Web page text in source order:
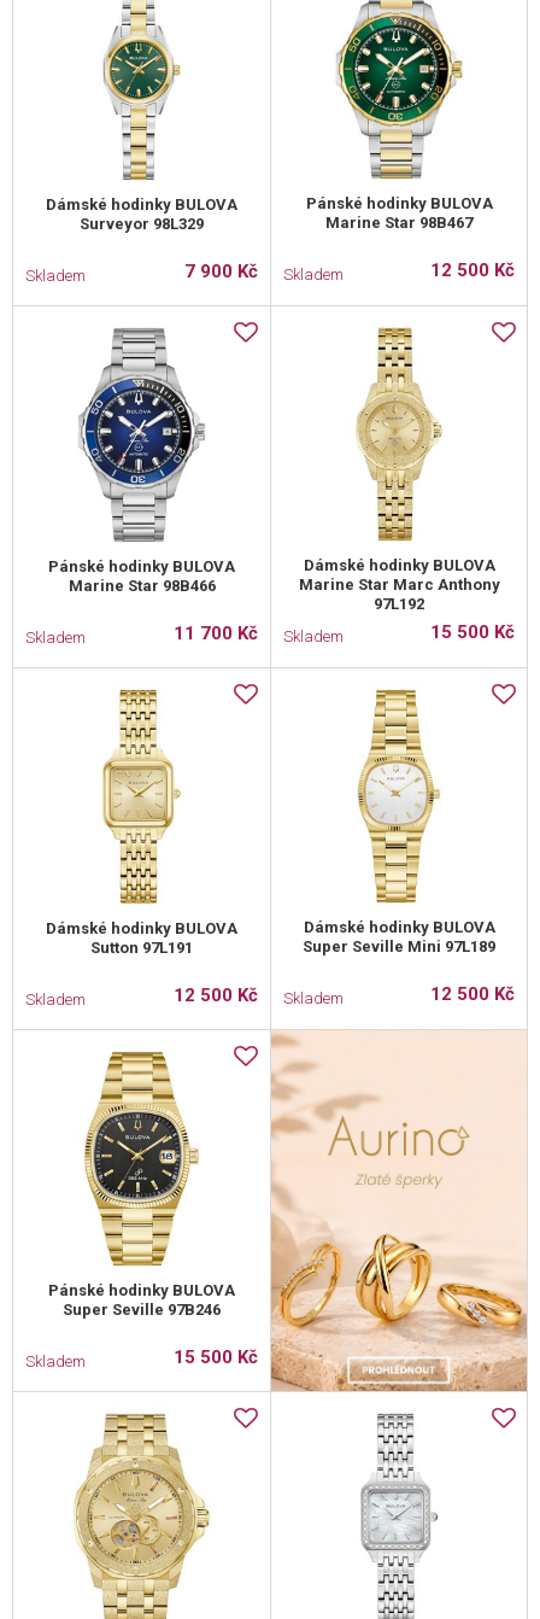
Dámské hodinky BULOVA
Surveyor 98L329
Skladem 7 900 Kč
Pánské hodinky BULOVA
Marine Star 98B467
Skladem 12 500 Kč
Pánské hodinky BULOVA
Marine Star 98B466
Skladem 11 700 Kč
Dámské hodinky BULOVA
Marine Star Marc Anthony
97L192
Skladem
15 500 Kč
Dámské hodinky BULOVA
Sutton 97L191
Skladem 12 500 Kč
Dámské hodinky BULOVA
Super Seville Mini 97L189
Skladem 12 500 Kč
Pánské hodinky BULOVA
Super Seville 97B246
Skladem 15 500 Kč